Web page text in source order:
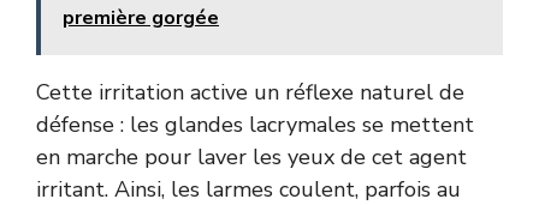
première gorgée
Cette irritation active un réflexe naturel de
défense : les glandes lacrymales se mettent
en marche pour laver les yeux de cet agent
irritant. Ainsi, les larmes coulent, parfois au